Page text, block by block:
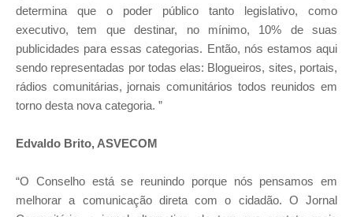
determina que o poder público tanto legislativo, como
executivo, tem que destinar, no mínimo, 10% de suas
publicidades para essas categorias. Então, nós estamos aqui
sendo representadas por todas elas: Blogueiros, sites, portais,
rádios comunitárias, jornais comunitários todos reunidos em
torno desta nova categoria. ”
Edvaldo Brito, ASVECOM
“O Conselho está se reunindo porque nós pensamos em
melhorar a comunicação direta com o cidadão. O Jornal